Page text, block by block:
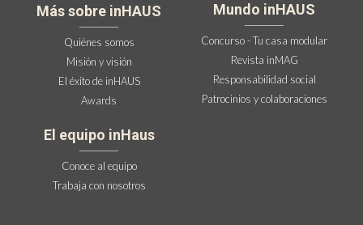
Más sobre inHAUS
Quiénes somos
Misión y visión
El éxito de inHAUS
Awards
Mundo inHAUS
Concurso - Tu casa modular
Revista inMAG
Responsabilidad social
Patrocinios y colaboraciones
El equipo inHaus
Conoce al equipo
Trabaja con nosotros